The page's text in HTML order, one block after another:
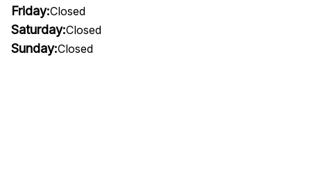
Friday:Closed
Saturday:Closed
Sunday:Closed